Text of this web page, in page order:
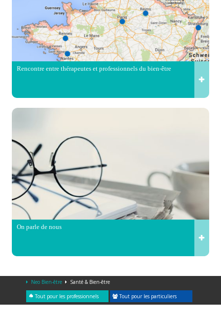
Rencontre entre thérapeutes et professionnels du bien-être
On parle de nous
Neo Bien-être Santé & Bien-être
Tout pour les professionnels Tout pour les particuliers